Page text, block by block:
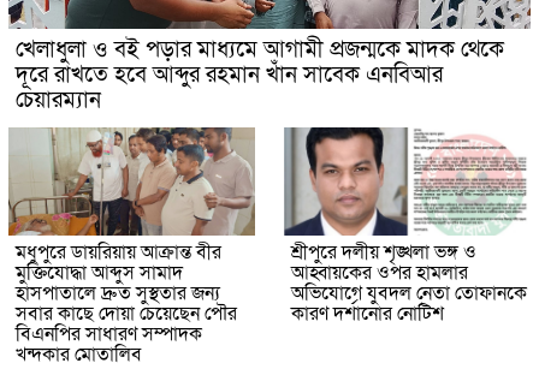
খেলাধুলা ও বই পড়ার মাধ্যমে আগামী প্রজন্মকে মাদক থেকে
দূরে রাখতে হবে আব্দুর রহমান খাঁন সাবেক এনবিআর
চেয়ারম্যান
মধুপুরে ডায়রিয়ায় আক্রান্ত বীর
মুক্তিযোদ্ধা আব্দুস সামাদ
হাসপাতালে দ্রুত সুস্থতার জন্য
সবার কাছে দোয়া চেয়েছেন পৌর
বিএনপির সাধারণ সম্পাদক
খন্দকার মোতালিব
শ্রীপুরে দলীয় শৃঙ্খলা ভঙ্গ ও
আহ্বায়কের ওপর হামলার
অভিযোগে যুবদল নেতা তোফানকে
কারণ দর্শানোর নোটিশ